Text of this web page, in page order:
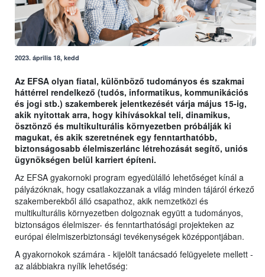
2023. április 18, kedd
Az EFSA olyan fiatal, különböző tudományos és szakmai
háttérrel rendelkező (tudós, informatikus, kommunikációs
és jogi stb.) szakemberek jelentkezését várja május 15-ig,
akik nyitottak arra, hogy kihívásokkal teli, dinamikus,
ösztönző és multikulturális környezetben próbálják ki
magukat, és akik szeretnének egy fenntarthatóbb,
biztonságosabb élelmiszerlánc létrehozását segítő, uniós
ügynökségen belül karriert építeni.
Az EFSA gyakornoki program egyedülálló lehetőséget kínál a
pályázóknak, hogy csatlakozzanak a világ minden tájáról érkező
szakemberekből álló csapathoz, akik nemzetközi és
multikulturális környezetben dolgoznak együtt a tudományos,
biztonságos élelmiszer- és fenntarthatósági projekteken az
európai élelmiszerbiztonsági tevékenységek középpontjában.
A gyakornokok számára - kijelölt tanácsadó felügyelete mellett -
az alábbiakra nyílik lehetőség: